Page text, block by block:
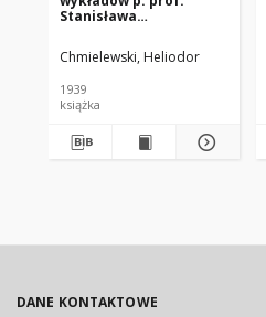
Stanisława
Chmielewski, Heliodor
1939
książka
DANE KONTAKTOWE